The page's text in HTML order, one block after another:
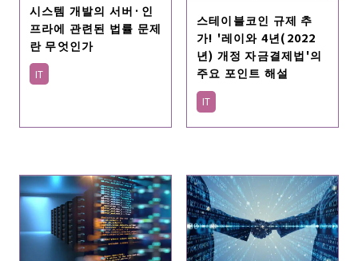
시스템 개발의 서버·인
프라에 관련된 법률 문제
란 무엇인가
IT
스테이블코인 규제 추
가! '레이와 4년(2022
년) 개정 자금결제법'의
주요 포인트 해설
IT